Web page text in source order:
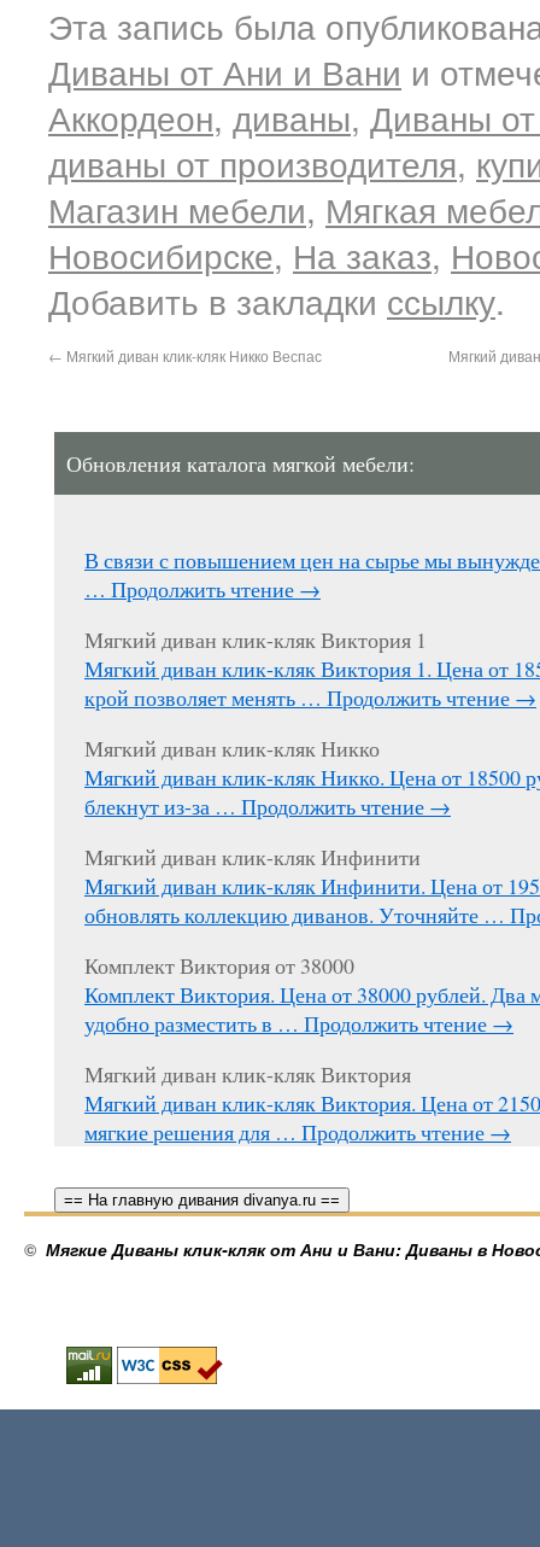
Эта запись была
Диваны от Ани и Вани и
Аккордеон, диваны, Диваны
диваны от производителя,
Магазин мебели, Мягкая
Новосибирске, На заказ,
Добавить в закладки ссылку.
← Мягкий диван клик-кляк Никко Веспас Мягкий
Обновления каталога мягкой мебели:
В связи с повышением цен на сырье мы
… Продолжить чтение →
Мягкий диван клик-кляк Виктория 1
Мягкий диван клик-кляк Виктория 1. Цена от
крой позволяет менять … Продолжить чтение →
Мягкий диван клик-кляк Никко
Мягкий диван клик-кляк Никко. Цена от 18500
блекнут из-за … Продолжить чтение →
Мягкий диван клик-кляк Инфинити
Мягкий диван клик-кляк Инфинити. Цена от
обновлять коллекцию диванов. Уточняйте …
Комплект Виктория от 38000
Комплект Виктория. Цена от 38000 рублей. Два
удобно разместить в … Продолжить чтение →
Мягкий диван клик-кляк Виктория
Мягкий диван клик-кляк Виктория. Цена от
мягкие решения для … Продолжить чтение →
== На главную дивания divanya.ru ==
© Мягкие Диваны клик-кляк от Ани и Вани: Диваны в